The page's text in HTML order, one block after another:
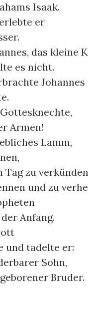
Isaak.
er
das kleine
es nicht.
Johannes
Armen!
Lamm,
zu
und zu
Anfang.
und tadelte er:
Sohn,
Bruder.